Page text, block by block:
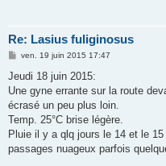
Re: Lasius fuliginosus
M
s
a
g
ven. 19 juin 2015 17:47
Jeudi 18 juin 2015:
Une gyne errante sur la route
écrasé un peu plus loin.
Temp. 25°C brise légère.
Pluie il y a qlq jours le 14 et le
passages nuageux parfois